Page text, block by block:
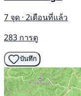
7 จุด · 2เดือนที่แล้ว
283 การดู
บันทึก